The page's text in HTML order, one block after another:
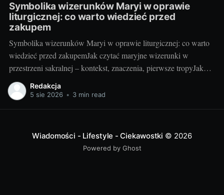
Symbolika wizerunków Maryi w oprawie
liturgicznej: co warto wiedzieć przed
zakupem
Symbolika wizerunków Maryi w oprawie liturgicznej: co warto
wiedzieć przed zakupemJak czytać maryjne wizerunki w
przestrzeni sakralnej – kontekst, znaczenia, pierwsze tropyJako
blogerka, która z radością testuje i porównuje rozwiązania do
kościołów i kaplic, wiem jedno: maryjny wizerunek w liturgii nie
Redakcja
5 sie 2026 • 3 min read
Wiadomości - Lifestyle - Ciekawostki © 2026
Powered by Ghost